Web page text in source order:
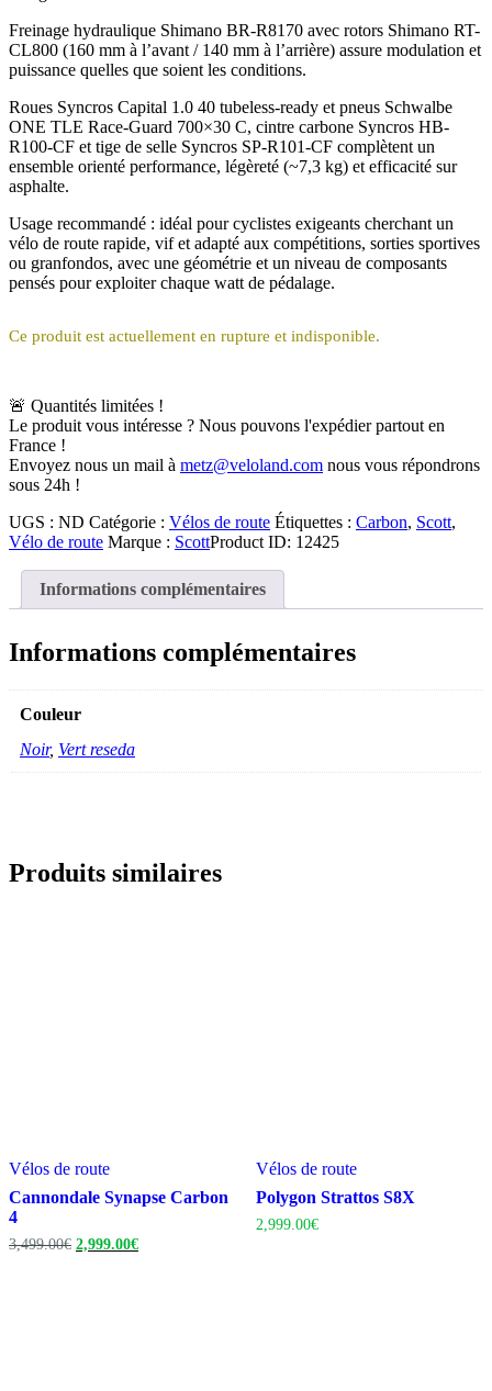
Freinage hydraulique Shimano BR-R8170 avec rotors Shimano RT-
CL800 (160 mm à l’avant / 140 mm à l’arrière) assure modulation et
puissance quelles que soient les conditions.
Roues Syncros Capital 1.0 40 tubeless-ready et pneus Schwalbe
ONE TLE Race-Guard 700×30 C, cintre carbone Syncros HB-
R100-CF et tige de selle Syncros SP-R101-CF complètent un
ensemble orienté performance, légèreté (~7,3 kg) et efficacité sur
asphalte.
Usage recommandé : idéal pour cyclistes exigeants cherchant un
vélo de route rapide, vif et adapté aux compétitions, sorties sportives
ou granfondos, avec une géométrie et un niveau de composants
pensés pour exploiter chaque watt de pédalage.
Ce produit est actuellement en rupture et indisponible.
🚨 Quantités limitées !
Le produit vous intéresse ? Nous pouvons l'expédier partout en
France !
Envoyez nous un mail à metz@veloland.com nous vous répondrons
sous 24h !
UGS : ND Catégorie : Vélos de route Étiquettes : Carbon, Scott,
Vélo de route Marque : ScottProduct ID: 12425
Informations complémentaires
Informations complémentaires
Couleur
Noir, Vert reseda
Produits similaires
Vélos de route
Cannondale Synapse Carbon
4
3,499.00€ Le
2,999.00€Le
Vélos de route
Polygon Strattos S8X
2,999.00€